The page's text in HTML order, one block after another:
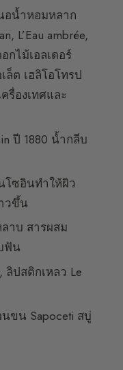
อน้ำหอมหลาก
L’Eau ambrée,
กไม้เอลเดอร์
ล็ต เฮลิโอโทรป
ครื่องเทศและ
ปี 1880 น้ำกลีบ
โซอินทำให้ผิว
วขึ้น
าบ สารผสม
ฟัน
ลิปสติกเหลว Le
ขน Sapoceti สบู่